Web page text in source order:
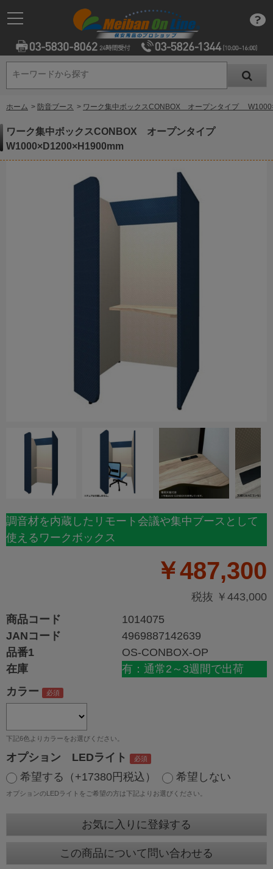
キーワードから探す
キーワードから探す
ホーム > 防音ブース > ワーク集中ボックスCONBOX オープンタイプ
ワーク集中ボックスCONBOX オープンタイプ
W1000×D1200×H1900mm
調音材を内蔵したリモート会議や集中ブースとして
使えるワークボックス
￥487,300
税抜 ￥443,000
商品コード
1014075
JANコード
4969887142639
品番1
OS-CONBOX-OP
在庫
有：通常2～3週間で出荷
カラー
下記6色よりカラーをお選びください。
オプション LEDライト
希望する（+17380円税込）
希望しない
オプションのLEDライトをご希望の方は下記よりお選びください。
お気に入りに登録する
この商品について問い合わせる